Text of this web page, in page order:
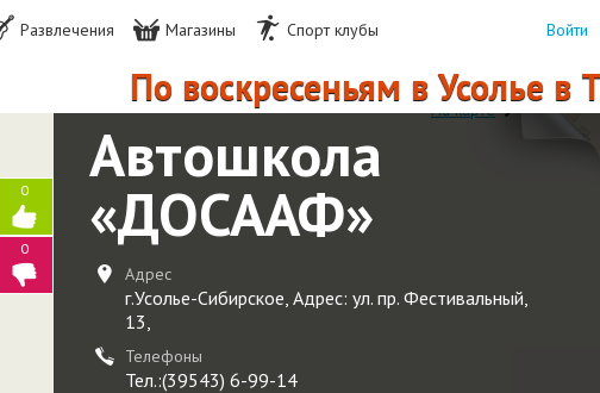
Развлечения Магазины Спорт клубы
По воскресеньям в Усолье
Войти
На карте
Автошкола
«ДОСААФ»
Адрес
г.Усолье-Сибирское, Адрес: ул. пр. Фестивальный,
13,
Телефоны
Тел.:‎(39543) 6-99-14
0
0